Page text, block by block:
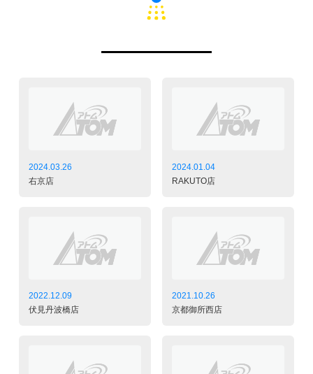
2024.03.26
右京店
2024.01.04
RAKUTO店
2022.12.09
伏見丹波橋店
2021.10.26
京都御所西店